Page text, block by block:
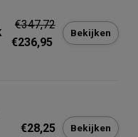
€347,72
€236,95
Bekijken
€28,25 Bekijken